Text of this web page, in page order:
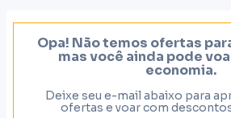
Opa! Não temos ofertas
mas você ainda pode
economia.
Deixe seu e-mail abaixo para
ofertas e voar com